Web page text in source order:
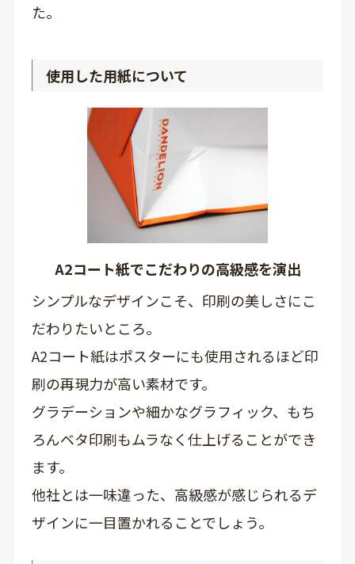
た。
使用した用紙について
A2コート紙でこだわりの高級感を演出
シンプルなデザインこそ、印刷の美しさにこ
だわりたいところ。
A2コート紙はポスターにも使用されるほど印
刷の再現力が高い素材です。
グラデーションや細かなグラフィック、もち
ろんベタ印刷もムラなく仕上げることができ
ます。
他社とは一味違った、高級感が感じられるデ
ザインに一目置かれることでしょう。